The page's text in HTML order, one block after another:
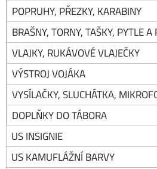
POPRUHY, PŘEZKY, KARABINY
BRAŠNY, TORNY, TAŠKY, PYTLE
VLAJKY, RUKÁVOVÉ VLAJEČKY
VÝSTROJ VOJÁKA
VYSÍLAČKY, SLUCHÁTKA,
DOPLŇKY DO TÁBORA
US INSIGNIE
US KAMUFLÁŽNÍ BARVY